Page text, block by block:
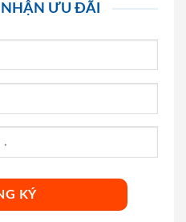
ƯU ĐÃI